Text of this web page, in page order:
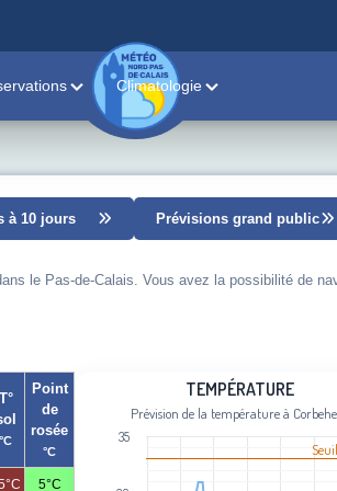
Climatologie
à 10 jours Prévisions grand public
le Pas-de-Calais. Vous avez la possibilité de
T°
°C
Point
de
rosée
°C
5°C
Line chart with 111 data points.
Prévision de la température à
TEMPÉRATURE
Prévision de la température à
35